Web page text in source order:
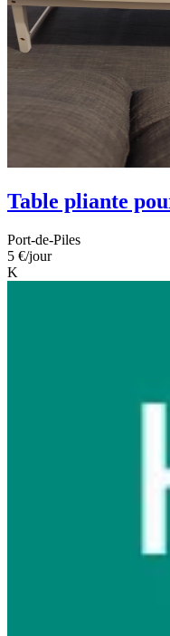
Table pliante
Port-de-Piles
5 €/jour
K